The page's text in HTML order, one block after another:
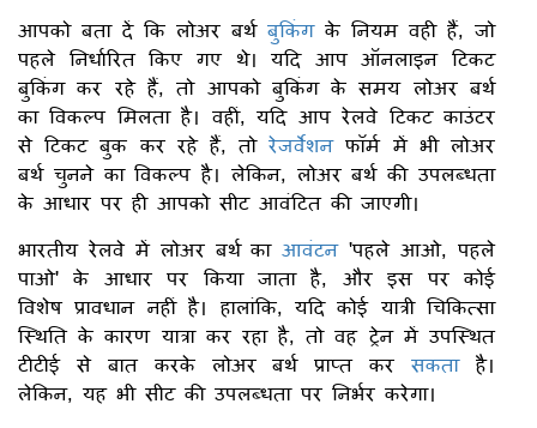
आपको बता दें कि लोअर बर्थ बुकिंग के नियम वही हैं, जो
पहले निर्धारित किए गए थे। यदि आप ऑनलाइन टिकट
बुकिंग कर रहे हैं, तो आपको बुकिंग के समय लोअर बर्थ
का विकल्प मिलता है। वहीं, यदि आप रेलवे टिकट काउंटर
से टिकट बुक कर रहे हैं, तोरेजर्वेशनफॉर्म में भी लोअर
बर्थ चुनने का विकल्प है। लेकिन, लोअर बर्थ की उपलब्धता
के आधार पर ही आपको सीट आवंटित की जाएगी।
भारतीय रेलवे में लोअर बर्थ काआवंटन'पहले आओ, पहले
पाओ' के आधार पर किया जाता है, और इस पर कोई
विशेष प्रावधान नहीं है। हालांकि, यदि कोई यात्री चिकित्सा
स्थिति के कारण यात्रा कर रहा है, तो वह ट्रेन में उपस्थित
टीटीई से बात करके लोअर बर्थ प्राप्त करसकताहै।
लेकिन, यह भी सीट की उपलब्धता पर निर्भर करेगा।